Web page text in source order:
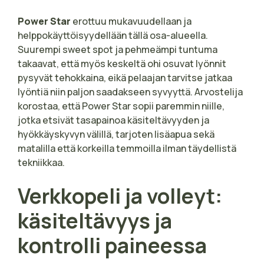
Power Star erottuu mukavuudellaan ja
helppokäyttöisyydellään tällä osa-alueella.
Suurempi sweet spot ja pehmeämpi tuntuma
takaavat, että myös keskeltä ohi osuvat lyönnit
pysyvät tehokkaina, eikä pelaajan tarvitse jatkaa
lyöntiä niin paljon saadakseen syvyyttä. Arvostelija
korostaa, että Power Star sopii paremmin niille,
jotka etsivät tasapainoa käsiteltävyyden ja
hyökkäyskyvyn välillä, tarjoten lisäapua sekä
matalilla että korkeilla temmoilla ilman täydellistä
tekniikkaa.
Verkkopeli ja volleyt:
käsiteltävyys ja
kontrolli paineessa